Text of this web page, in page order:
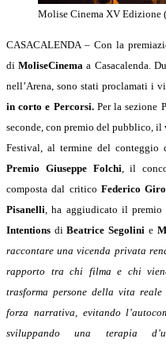
Molise Cinema XV Edizione
CASACALENDA – Con la
diMoliseCinema a Casacalenda.
nell’Arena, sono stati proclamati i
in corto e Percorsi. Per la sezione
seconde, con premio del pubblico,
Festival, al termine del conteggio
Premio Giuseppe Folchi, il
composta dal critico Federico
Pisanelli, ha aggiudicato il premio
Intentions diBeatrice Segolini e
raccontare una vicenda privata
rapporto tra chi filma e chi
trasforma persone della vita
forza narrativa, evitando
sviluppando una terapia